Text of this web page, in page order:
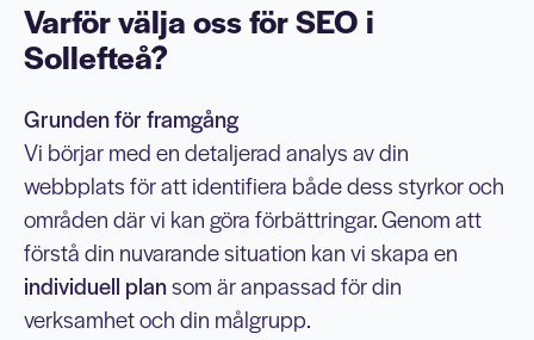
Varför välja oss för SEO i
Sollefteå?
Grunden för framgång
Vi börjar med en detaljerad analys av din
webbplats för att identifiera både dess styrkor och
områden där vi kan göra förbättringar. Genom att
förstå din nuvarande situation kan vi skapa en
individuell plansom är anpassad för din
verksamhet och din målgrupp.